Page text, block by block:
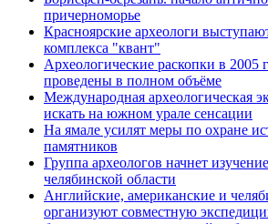
причерноморье
Красноярские археологи
комплекса "квант"
Археологические раскопки в 2005
проведены в полном объёме
Международная археологическая
искать на южном урале сенсации
На ямале усилят меры по охране
памятников
Группа археологов начнет
челябинской области
Английские, американские и
организуют совместную